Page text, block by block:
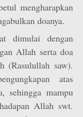
mengharapkan
doanya.
dimulai dengan
Allah serta doa
(Rasulullah saw).
atas
sehingga mampu
Allah swt.